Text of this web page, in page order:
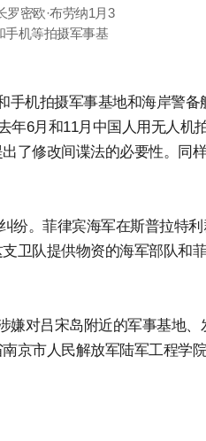
密欧·布劳纳1月3
手机等拍摄军事基
手机拍摄军事基地和海岸警备
年6月和11月中国人用无人机
了修改间谍法的必要性。同
纷。菲律宾海军在斯普拉特
卫队提供物资的海军部队和
嫌对吕宋岛附近的军事基地、
京市人民解放军陆军工程学